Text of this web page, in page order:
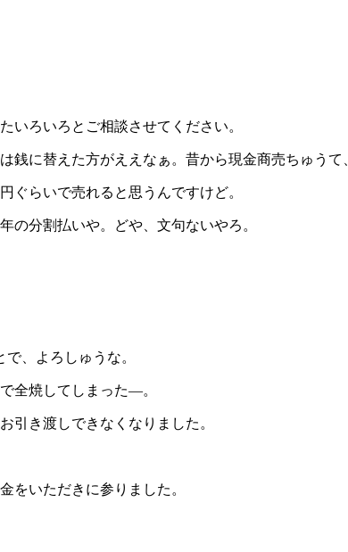
いろいろとご相談させてください。
に替えた方がええなぁ。昔から現金商売ちゅうて
ぐらいで売れると思うんですけど。
の分割払いや。どや、文句ないやろ。
、よろしゅうな。
全焼してしまった―。
引き渡しできなくなりました。
をいただきに参りました。